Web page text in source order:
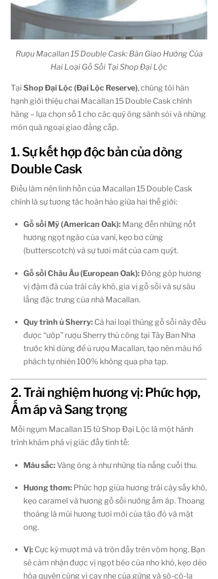
Rượu Macallan 15 Double Cask: Bản Giao Hưởng Của
Hai Loại Gỗ Sồi Tại Shop Đại Lộc
TạiShop Đại Lộc (Đại Lộc Reserve), chúng tôi hân
hạnh giới thiệu chai Macallan 15 Double Cask chính
hãng – lựa chọn số 1 cho các quý ông sành sỏi và những
món quà ngoại giao đẳng cấp.
1. Sự kết hợp độc bản của dòng
Double Cask
Điều làm nên linh hồn của Macallan 15 Double Cask
chính là sự tương tác hoàn hảo giữa hai thế giới:
Gỗ sồi Mỹ (American Oak): Mang đến những nốt
hương ngọt ngào của vani, kẹo bơ cứng
(butterscotch) và sự tươi mát của cam quýt.
Gỗ sồi Châu Âu (European Oak):Đóng góp hương
vị đậm đà của trái cây khô, gia vị gỗ sồi và sự sâu
lắng đặc trưng của nhà Macallan.
Quy trình ủ Sherry: Cả hai loại thùng gỗ sồi này đều
được “ướp” rượu Sherry thủ công tại Tây Ban Nha
trước khi dùng để ủ rượu Macallan, tạo nên màu hổ
phách tự nhiên 100% không qua pha tạp.
2. Trải nghiệm hương vị: Phức hợp,
Ấm áp và Sang trọng
Mỗi ngụm Macallan 15 từ Shop Đại Lộc là một hành
trình khám phá vị giác đầy tinh tế:
Màu sắc:Vàng óng ả như những tia nắng cuối thu.
Hương thơm: Phức hợp giữa hương trái cây sấy khô,
kẹo caramel và hương gỗ sồi nướng ấm áp. Thoang
thoảng là mùi hương tươi mới của táo đỏ và mật
ong.
Vị: Cực kỳ mượt mà và tròn đầy trên vòm họng. Bạn
sẽ cảm nhận được vị ngọt béo của nho khô, kẹo dẻo
hòa quyện cùng vị cay nhẹ của gừng và sô-cô-la